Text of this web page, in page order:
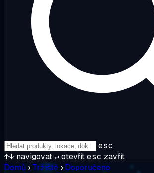
esc
↑↓ navigovat↵otevřítesc zavřít
Domů › Tržiště › Doporučeno